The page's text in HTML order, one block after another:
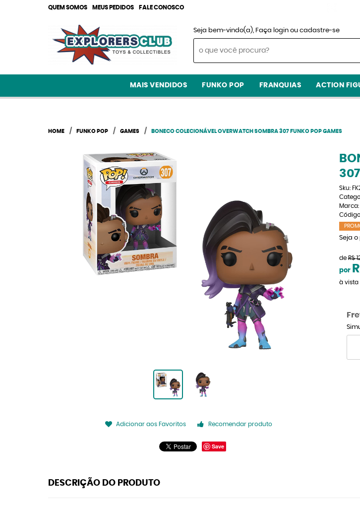
QUEM SOMOS MEUS PEDIDOS FALE CONOSCO
Seja bem-vindo(a), Faça login ou cadastre-se
MAIS VENDIDOS FUNKO POP FRANQUIAS ACTION
HOME FUNKO POP GAMES BONECO COLECIONÁVEL OVERWATCH SOMBRA 307 FUNKO POP GAMES
Adicionar aos Favoritos Recomendar produto
Save
Sku:
Marca:
Seja
de R$
por
à vista
DESCRIÇÃO DO PRODUTO